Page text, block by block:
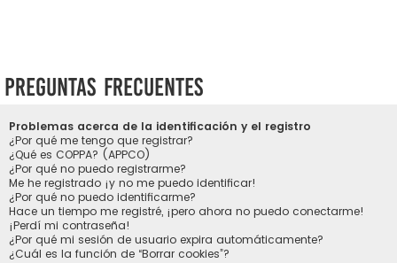
Preguntas Frecuentes
Problemas acerca de la identificación y el registro
¿Por qué me tengo que registrar?
¿Qué es COPPA? (APPCO)
¿Por qué no puedo registrarme?
Me he registrado ¡y no me puedo identificar!
¿Por qué no puedo identificarme?
Hace un tiempo me registré, ¡pero ahora no puedo conectarme!
¡Perdí mi contraseña!
¿Por qué mi sesión de usuario expira automáticamente?
¿Cuál es la función de “Borrar cookies”?